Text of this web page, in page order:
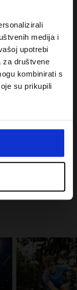
medija i
upotrebi
za društvene
kombinirati s
su prikupili